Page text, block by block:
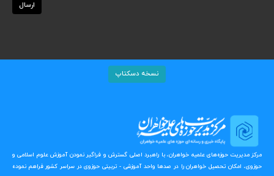
ارسال
نسخه دسکتاپ
مرکز مدیریت حوزه‌های علمیه خواهران، با راهبرد اصلی گسترش و فراگیر نمودن آموزش علوم اسلامی و
حوزوی، امکان تحصیل خواهران را در صدها واحد آموزشی - تربیتی حوزوی در سراسر کشور فراهم نموده